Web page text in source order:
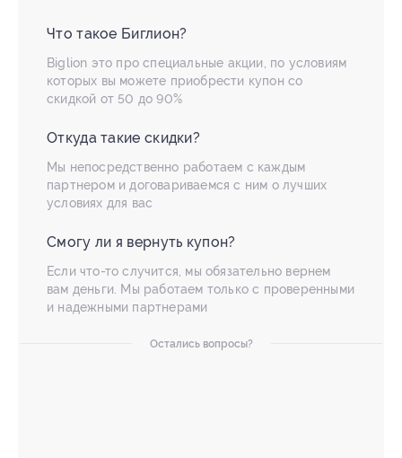
Что такое Биглион?
Biglion это про специальные акции, по условиям
которых вы можете приобрести купон со
скидкой от 50 до 90%
Откуда такие скидки?
Мы непосредственно работаем с каждым
партнером и договариваемся с ним о лучших
условиях для вас
Смогу ли я вернуть купон?
Если что-то случится, мы обязательно вернем
вам деньги. Мы работаем только с проверенными
и надежными партнерами
Остались вопросы?